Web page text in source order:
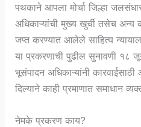
पथकाने आपला मोर्चा जिल्हा
अधिकाऱ्यांची मुख्य खुर्ची तसेच अन्य
जप्त करण्यात आलेले साहित्य
या प्रकरणाची पुढील सुनावणी १८
भूसंपादन अधिकाऱ्यांनी
दिल्याने काही प्रमाणात समाधान
नेमके प्रकरण काय?